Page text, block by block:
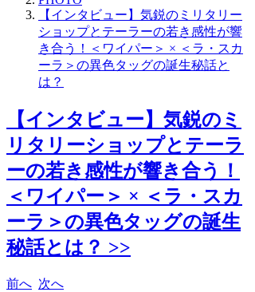
【インタビュー】気鋭のミリタリー
ショップとテーラーの若き感性が響
き合う！＜ワイパー＞ × ＜ラ・スカ
ーラ＞の異色タッグの誕生秘話と
は？
【インタビュー】気鋭のミ
リタリーショップとテーラ
ーの若き感性が響き合う！
＜ワイパー＞ × ＜ラ・スカ
ーラ＞の異色タッグの誕生
秘話とは？ >>
前へ 次へ